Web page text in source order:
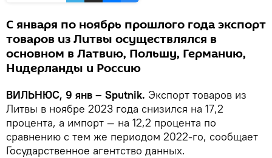
С января по ноябрь прошлого года экспорт
товаров из Литвы осуществлялся в
основном в Латвию, Польшу, Германию,
Нидерланды и Россию
ВИЛЬНЮС, 9 янв – Sputnik. Экспорт товаров из
Литвы в ноябре 2023 года снизился на 17,2
процента, а импорт — на 12,2 процента по
сравнению с тем же периодом 2022-го, сообщает
Государственное агентство данных.